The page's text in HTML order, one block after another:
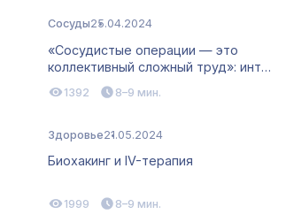
Сосуды25.04.2024
«Сосудистые операции — это
коллективный сложный труд»: инт…
1392 8–9 мин.
Здоровье21.05.2024
Биохакинг и IV-терапия
1999 8–9 мин.